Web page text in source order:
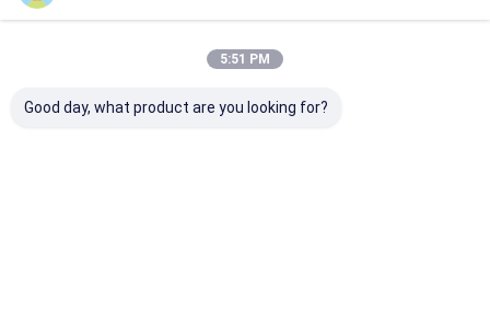
추천된 제품
5:51 PM
Good day, what product are you looking for?